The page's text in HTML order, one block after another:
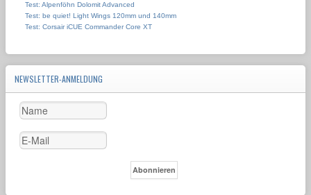
Test: Alpenföhn Dolomit Advanced
Test: be quiet! Light Wings 120mm und 140mm
Test: Corsair iCUE Commander Core XT
NEWSLETTER-ANMELDUNG